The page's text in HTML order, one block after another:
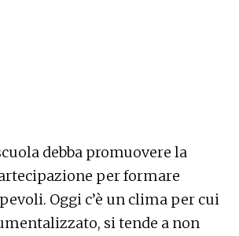
debba promuovere la
per formare
Oggi c’è un clima per cui
si tende a non